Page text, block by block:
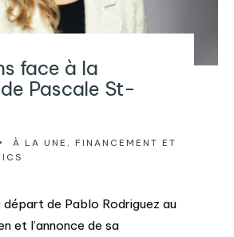
face à la
Pascale St-
• À LA UNE , FINANCEMENT ET
départ de Pablo Rodriguez au
et l’annonce de sa